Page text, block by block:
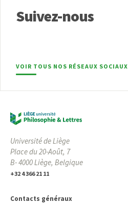
Suivez-nous
VOIR TOUS NOS RÉSEAUX SOCIAUX
Université de Liège
Place du 20-Août, 7
B- 4000 Liège, Belgique
+32 4 366 21 11
Contacts généraux